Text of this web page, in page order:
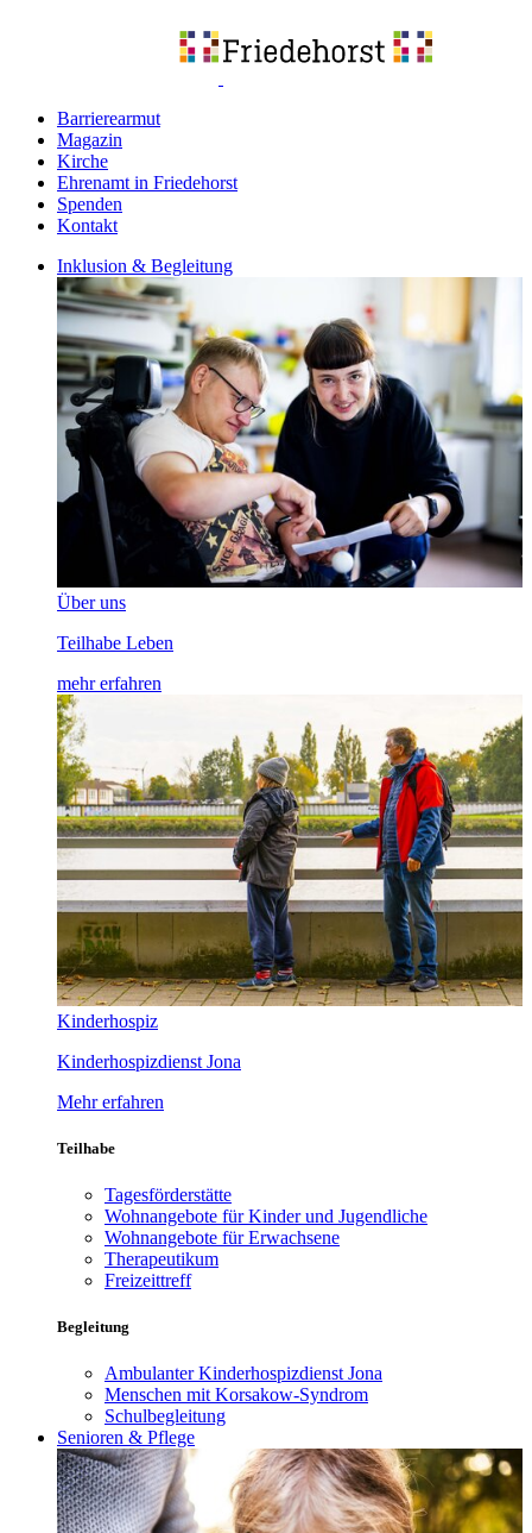
Barrierearmut
Magazin
Kirche
Ehrenamt in Friedehorst
Spenden
Kontakt
Inklusion & Begleitung
Über uns
Teilhabe Leben
mehr erfahren
Kinderhospiz
Kinderhospizdienst Jona
Mehr erfahren
Teilhabe
Tagesförderstätte
Wohnangebote für Kinder und Jugendliche
Wohnangebote für Erwachsene
Therapeutikum
Freizeittreff
Begleitung
Ambulanter Kinderhospizdienst Jona
Menschen mit Korsakow-Syndrom
Schulbegleitung
Senioren & Pflege